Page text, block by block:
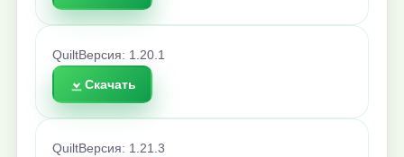
QuiltВерсия: 1.20.1
Скачать
QuiltВерсия: 1.21.3